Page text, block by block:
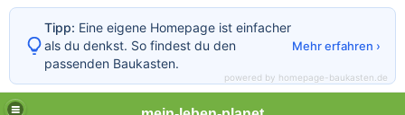
Tipp: Eine eigene Homepage ist einfacher
als du denkst. So findest du den
passenden Baukasten.
Mehr erfahren ›
powered by homepage-baukasten.de